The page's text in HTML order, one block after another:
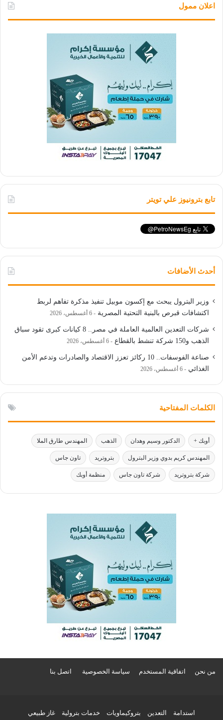
اعلان ممول
تابع بترونيوز علي تويتر
أحدث الأضافات
وزير البترول يبحث مع إكسون موبيل تنفيذ مذكرة تفاهم لربط
اكتشافات قبرص بالبنية التحتية المصرية
6 أغسطس، 2026
شركات التعدين العالمية العاملة في مصر.. 8 كيانات كبرى تقود سباق
الذهب و150 شركة تنشط بالقطاع
6 أغسطس، 2026
صناعة الفوسفات.. 10 ركائز تعزز الاقتصاد والصادرات وتدعم الأمن
الغذائي
6 أغسطس، 2026
الكلمات المفتاحية
أوبك + الدكتور وسيم وهدان الذهب المهندس طارق الملا
المهندس كريم بدوي وزير البترول بتروتريد تاون جاس
شركة بتروتريد شركة تاون جاس منظمة أوبك
من نحن اتفاقية المستخدم سياسة الخصوصية اتصل بنا
استدامة التعدين بتروكيماويات خدمات بترولية غاز طبيعي